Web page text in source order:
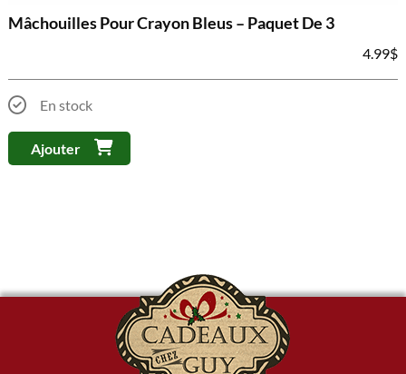
Mâchouilles Pour Crayon Bleus – Paquet De 3
4.99$
En stock
Ajouter